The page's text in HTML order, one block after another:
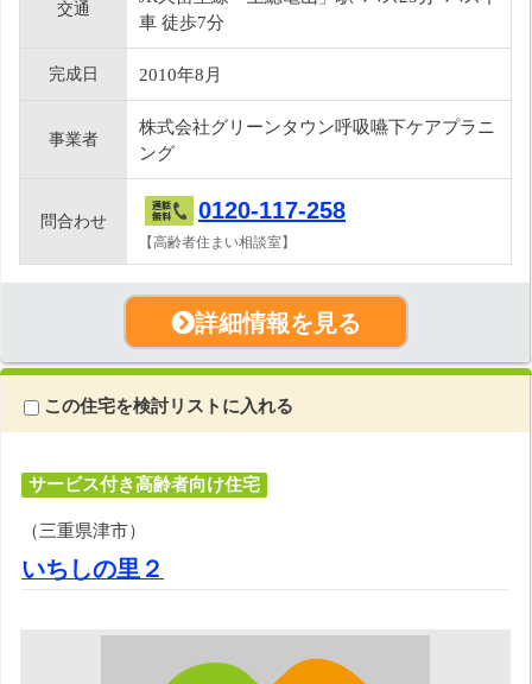
交通
車 徒歩7分
完成日 2010年8月
事業者
株式会社グリーンタウン呼吸嚥下ケアプラニ
ング
問合わせ 0120-117-258
【高齢者住まい相談室】
詳細情報を見る
この住宅を検討リストに入れる
サービス付き高齢者向け住宅
（三重県津市）
いちしの里２